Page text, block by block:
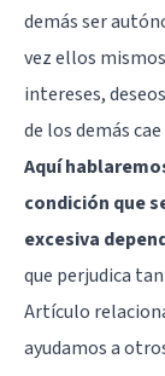
demás ser
vez ellos
intereses,
de los demás
Aquí
condición que
excesiva
que perjudica
Artículo
ayudamos a